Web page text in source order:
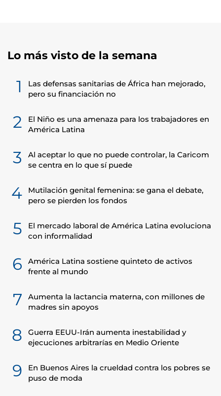
Lo más visto de la semana
1
Las defensas sanitarias de África han mejorado,
pero su financiación no
2
El Niño es una amenaza para los trabajadores en
América Latina
3
Al aceptar lo que no puede controlar, la Caricom
se centra en lo que sí puede
4
Mutilación genital femenina: se gana el debate,
pero se pierden los fondos
5
El mercado laboral de América Latina evoluciona
con informalidad
6
América Latina sostiene quinteto de activos
frente al mundo
7
Aumenta la lactancia materna, con millones de
madres sin apoyos
8
Guerra EEUU-Irán aumenta inestabilidad y
ejecuciones arbitrarías en Medio Oriente
9
En Buenos Aires la crueldad contra los pobres se
puso de moda